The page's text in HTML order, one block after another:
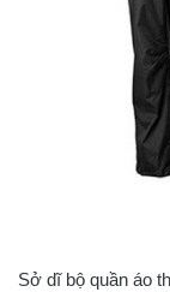
Sở dĩ bộ quần áo